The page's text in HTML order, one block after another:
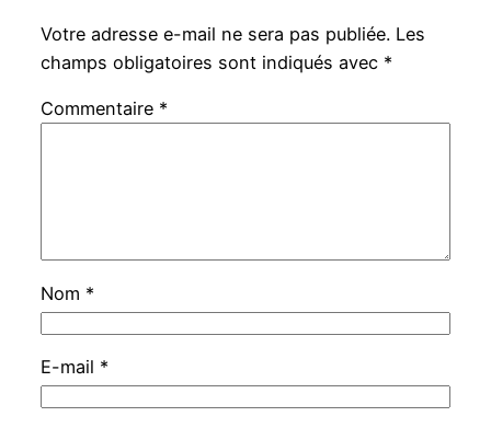
Votre adresse e-mail ne sera pas publiée. Les
champs obligatoires sont indiqués avec *
Commentaire *
Nom *
E-mail *